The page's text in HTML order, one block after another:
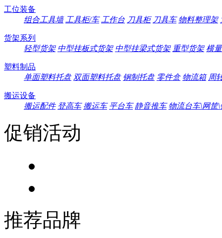
工位装备
组合工具墙 工具柜/车 工作台 刀具柜 刀具车 物料整理架
货架系列
轻型货架 中型挂板式货架 中型挂梁式货架 重型货架 横
塑料制品
单面塑料托盘 双面塑料托盘 钢制托盘 零件盒 物流箱 周
搬运设备
搬运配件 登高车 搬运车 平台车 静音推车 物流台车\网筐
促销活动
推荐品牌